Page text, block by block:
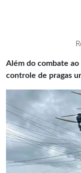
Além do combate
controle de pragas